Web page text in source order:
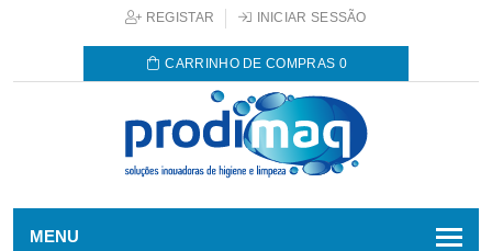
REGISTAR INICIAR SESSÃO
CARRINHO DE COMPRAS 0
MENU